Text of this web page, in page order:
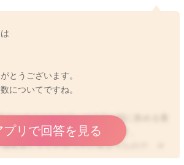
とうございます。
についてですね。
ということなので、その分一回に飲める量
間隔も開くようになってきます。
乳をしてくださっているようなので、そ
スに合わせていただくといいと思います
プリで回答を見る